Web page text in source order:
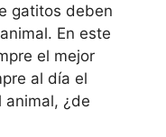
gatitos deben
En este
el mejor
al día el
animal, ¿de